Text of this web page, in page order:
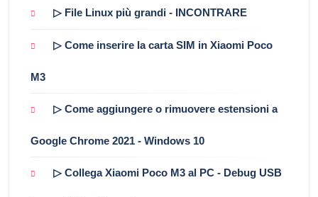
▷ File Linux più grandi - INCONTRARE
▷ Come inserire la carta SIM in Xiaomi Poco
M3
▷ Come aggiungere o rimuovere estensioni a
Google Chrome 2021 - Windows 10
▷ Collega Xiaomi Poco M3 al PC - Debug USB